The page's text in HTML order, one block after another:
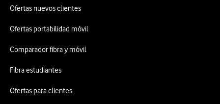
Ofertas nuevos clientes
Ofertas portabilidad móvil
Comparador fibra y móvil
Fibra estudiantes
Ofertas para clientes